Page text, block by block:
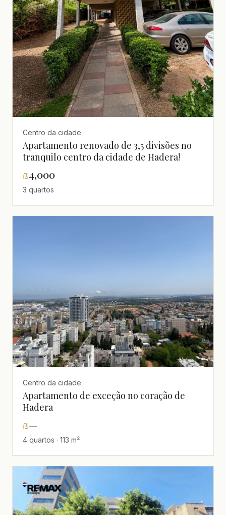
Centro da cidade
Apartamento renovado de 3,5 divisões no
tranquilo centro da cidade de Hadera!
₪4,000
3 quartos
Centro da cidade
Apartamento de exceção no coração de
Hadera
₪—
4 quartos · 113 m²